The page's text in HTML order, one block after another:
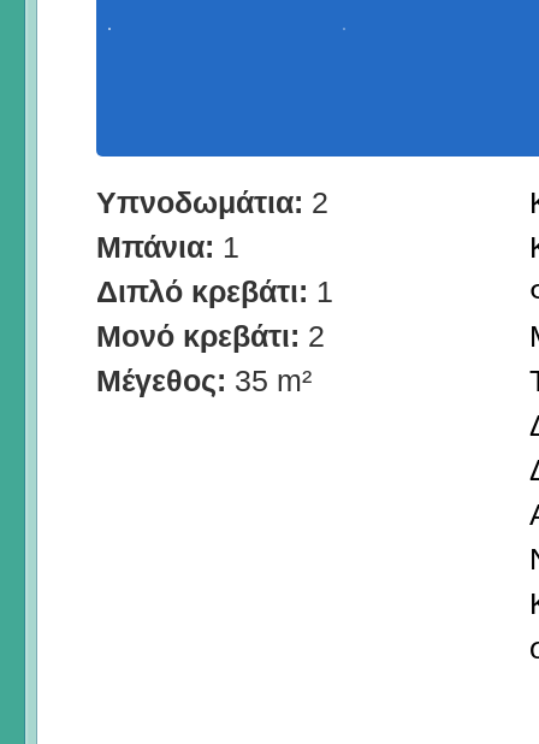
Υπνοδωμάτια: 2
Μπάνια: 1
Διπλό κρεβάτι: 1
Μονό κρεβάτι: 2
Μέγεθος: 35 m²